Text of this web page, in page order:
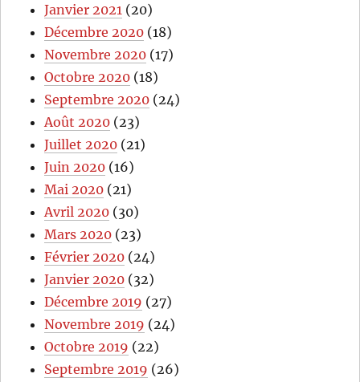
Janvier 2021 (20)
Décembre 2020 (18)
Novembre 2020 (17)
Octobre 2020 (18)
Septembre 2020 (24)
Août 2020 (23)
Juillet 2020 (21)
Juin 2020 (16)
Mai 2020 (21)
Avril 2020 (30)
Mars 2020 (23)
Février 2020 (24)
Janvier 2020 (32)
Décembre 2019 (27)
Novembre 2019 (24)
Octobre 2019 (22)
Septembre 2019 (26)